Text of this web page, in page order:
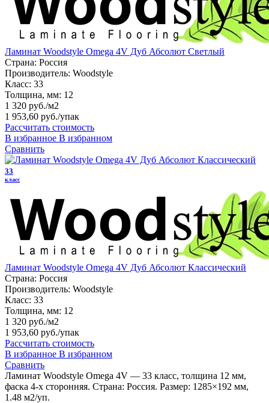
Ламинат Woodstyle Omega 4V Дуб Абсолют Светлый
Страна: Россия
Производитель: Woodstyle
Класс: 33
Толщина, мм: 12
1 320 руб./м2
1 953,60 руб./упак
Рассчитать стоимость
В избранное В избранном
Сравнить
33
класс
Ламинат Woodstyle Omega 4V Дуб Абсолют Классический
Страна: Россия
Производитель: Woodstyle
Класс: 33
Толщина, мм: 12
1 320 руб./м2
1 953,60 руб./упак
Рассчитать стоимость
В избранное В избранном
Сравнить
Ламинат Woodstyle Omega 4V — 33 класс, толщина 12 мм,
фаска 4-х сторонняя. Страна: Россия. Размер: 1285×192 мм,
1.48 м2/уп.